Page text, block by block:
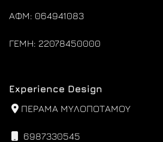
ΑΦΜ: 064941083
ΓΕΜΗ: 22078450000
Experience Design
ΠΕΡΑΜΑ ΜΥΛΟΠΟΤΑΜΟΥ
6987330545